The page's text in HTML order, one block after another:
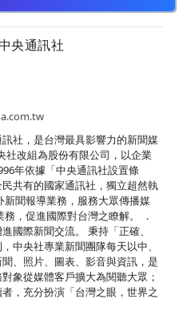
央通訊社
社，是台灣最具影響力的新聞媒
社改組為股份有限公司，以企業
年依據「中央通訊社設置條
共有的國家通訊社，獨立超然執
聞報導業務，服務大眾傳播媒
，促進國際對台灣之瞭解。 ．
國際新聞交流。 秉持「正確、
中央社專業新聞團隊每天以中、
、照片、圖表、影音與資訊，是
象從媒體客戶擴大為閱聽大眾；
，充分扮演「台灣之眼，世界之